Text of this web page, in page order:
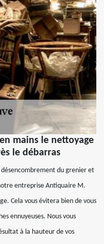
mains le nettoyage
le débarras
du grenier et
entreprise Antiquaire M.
Cela vous évitera bien de vous
ennuyeuses. Nous vous
à la hauteur de vos